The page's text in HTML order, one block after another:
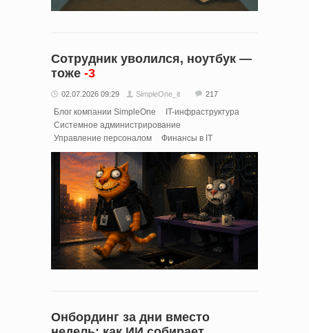
Сотрудник уволился, ноутбук —
тоже -3
02.07.2026 09:29 SimpleOne_it 217
Блог компании SimpleOne
IT-инфраструктура
Системное администрирование
Управление персоналом
Финансы в IT
Онбординг за дни вместо